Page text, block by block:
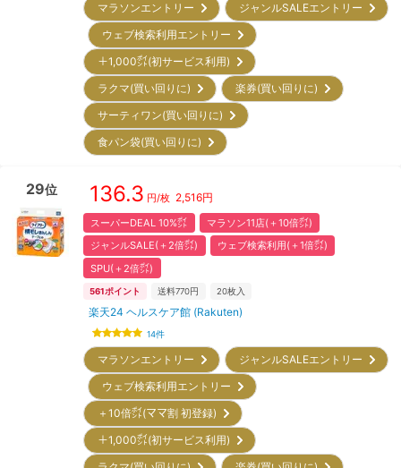
マラソンエントリー
ジャンルSALEエントリー
ウェブ検索利用エントリー
＋1,000㌽(初サービス利用)
ラクマ(買い回りに)
楽券(買い回りに)
サーティワン(買い回りに)
食パン袋(買い回りに)
29位 136.3 円/枚 2,516円
スーパーDEAL 10%㌽
マラソン11店(＋10倍㌽)
ジャンルSALE(＋2倍㌽)
ウェブ検索利用(＋1倍㌽)
SPU(＋2倍㌽)
561ポイント 送料770円 20枚入
楽天24 ヘルスケア館 (Rakuten)
14件
マラソンエントリー
ジャンルSALEエントリー
ウェブ検索利用エントリー
＋10倍㌽(ママ割 初登録)
＋1,000㌽(初サービス利用)